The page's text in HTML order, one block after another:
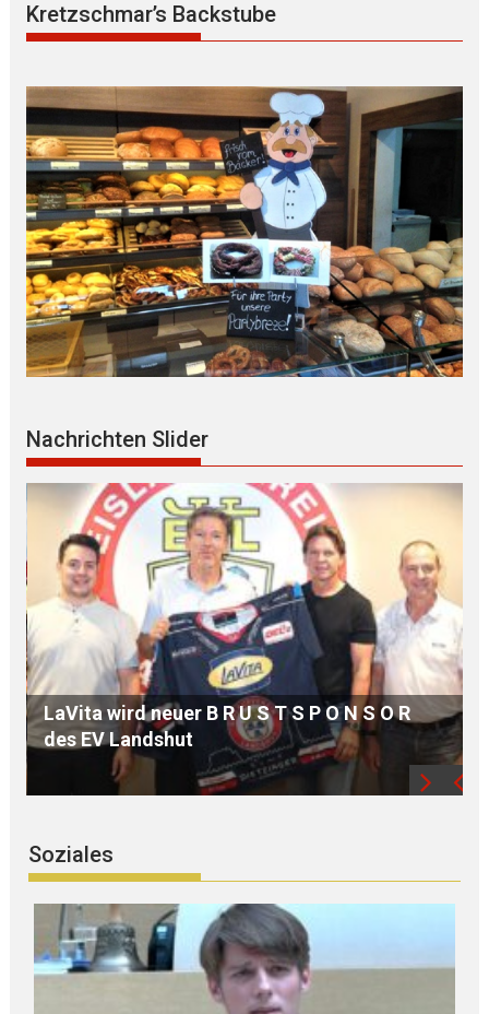
Kretzschmar’s Backstube
Nachrichten Slider
MdB Oßner: E L E K T R I F I Z I E R U N G der
Bahnstrecke MÜHLDORF-LANDSHUT stärkt
die Region
Soziales